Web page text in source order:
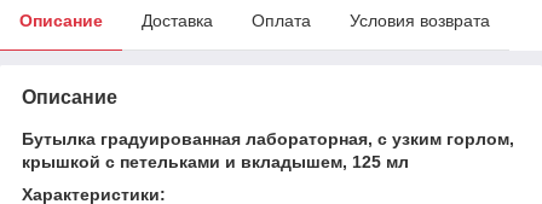
Описание Доставка Оплата Условия возврата
Описание
Бутылка градуированная лабораторная, с узким горлом,
крышкой с петельками и вкладышем, 125 мл
Характеристики: